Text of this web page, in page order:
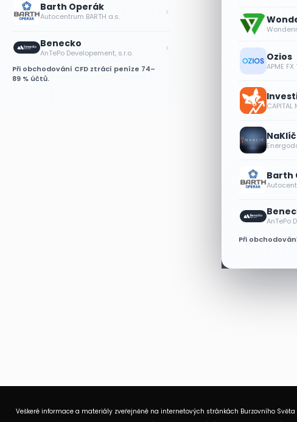
Ozios
APME FX
CAPITAL
NaKlíč
Barth
AnTePo
Při
Barth Operák
Autocentrum BARTH a.s. ›
Benecko
AnTePo Developement, s.r.o. ›
Při obchodování CFD ztrácí peníze 74–
89 % účtů.
Veškeré informace a materiály zveřejněné na internetových stránkách Burzovního